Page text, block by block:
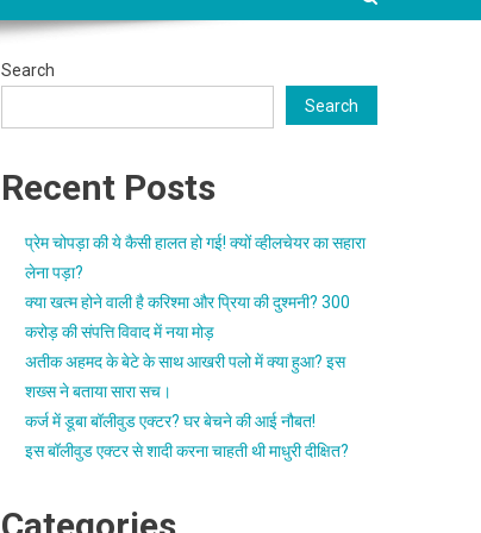
Search
Search
Recent Posts
प्रेम चोपड़ा की ये कैसी हालत हो गई! क्यों व्हीलचेयर का सहारा
लेना पड़ा?
क्या खत्म होने वाली है करिश्मा और प्रिया की दुश्मनी? 300
करोड़ की संपत्ति विवाद में नया मोड़
अतीक अहमद के बेटे के साथ आखरी पलो में क्या हुआ? इस
शख्स ने बताया सारा सच।
कर्ज में डूबा बॉलीवुड एक्टर? घर बेचने की आई नौबत!
इस बॉलीवुड एक्टर से शादी करना चाहती थी माधुरी दीक्षित?